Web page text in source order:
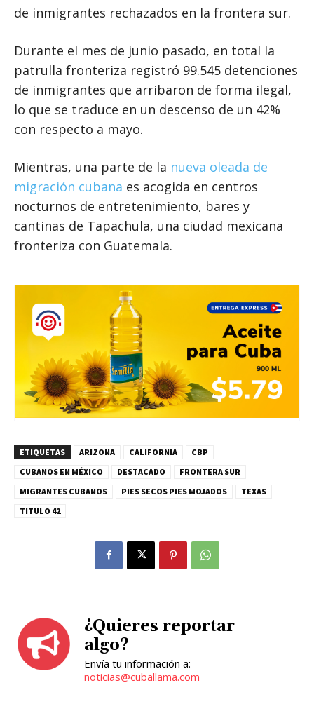
de inmigrantes rechazados en la frontera sur.
Durante el mes de junio pasado, en total la
patrulla fronteriza registró 99.545 detenciones
de inmigrantes que arribaron de forma ilegal,
lo que se traduce en un descenso de un 42%
con respecto a mayo.
Mientras, una parte de la nueva oleada de
migración cubana es acogida en centros
nocturnos de entretenimiento, bares y
cantinas de Tapachula, una ciudad mexicana
fronteriza con Guatemala.
ETIQUETAS ARIZONA CALIFORNIA
CBP
CUBANOS EN MÉXICO
DESTACADO
FRONTERA SUR
MIGRANTES CUBANOS
PIES SECOS PIES MOJADOS
TEXAS
TITULO 42
¿Quieres reportar
algo?
Envía tu información a:
noticias@cuballama.com